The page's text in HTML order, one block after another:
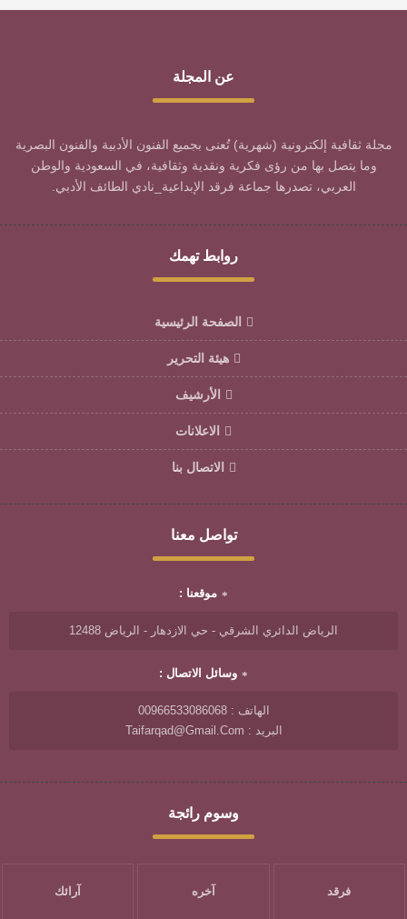
عن المجلة
مجلة ثقافية إلكترونية (شهرية) تُعنى بجميع الفنون الأدبية والفنون البصرية
وما يتصل بها من رؤى فكرية ونقدية وثقافية، في السعودية والوطن
العربي، تصدرها جماعة فرقد الإبداعية_نادي الطائف الأدبي.
روابط تهمك
الصفحة الرئيسية
هيئة التحرير
الأرشيف
الاعلانات
الاتصال بنا
تواصل معنا
موقعنا :
الرياض الدائري الشرقي - حي الازدهار - الرياض 12488
وسائل الاتصال :
الهاتف : 00966533086068
البريد : Taifarqad@gmail.com
وسوم رائجة
فرقد آخره آرائك